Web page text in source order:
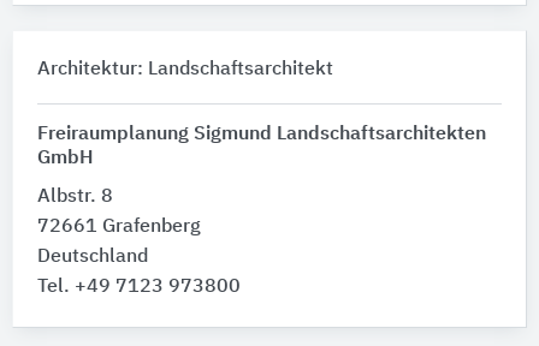
Architektur: Landschaftsarchitekt
Freiraumplanung Sigmund Landschaftsarchitekten
GmbH
Albstr. 8
72661 Grafenberg
Deutschland
Tel. +49 7123 973800